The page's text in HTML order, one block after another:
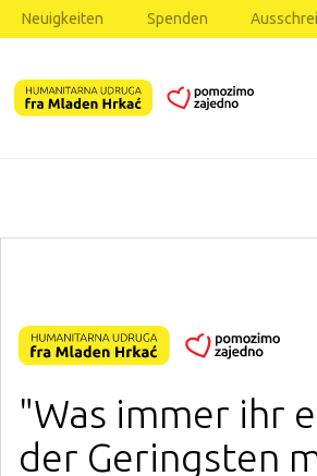
Neuigkeiten Spenden
"Was immer ihr
der Geringsten